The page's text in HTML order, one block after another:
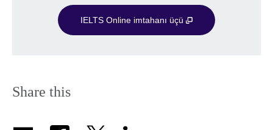
IELTS Online imtahanı üçü
Share this